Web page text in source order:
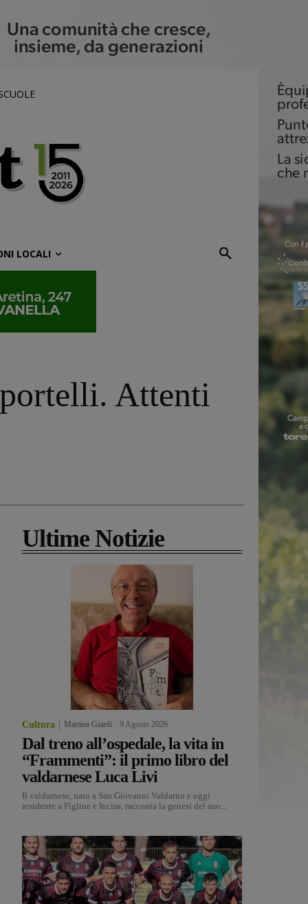
LOCALI
Attenti
Ultime Notizie
Cultura Martina Giardi 9 Agosto 2026
Dal treno all’ospedale, la vita in
“Frammenti”: il primo libro del
valdarnese Luca Livi
Il valdarnese, nato a San Giovanni Valdarno e oggi
residente a Figline e Incisa, racconta la genesi del suo...